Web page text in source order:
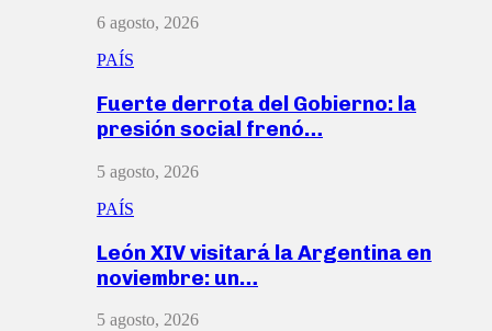
6 agosto, 2026
PAÍS
Fuerte derrota del Gobierno: la
presión social frenó…
5 agosto, 2026
PAÍS
León XIV visitará la Argentina en
noviembre: un…
5 agosto, 2026